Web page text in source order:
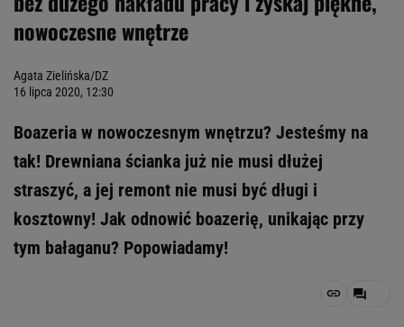
nowoczesne wnętrze
Agata Zielińska/DZ
16 lipca 2020, 12:30
Boazeria w nowoczesnym wnętrzu? Jesteśmy na
tak! Drewniana ścianka już nie musi dłużej
straszyć, a jej remont nie musi być długi i
kosztowny! Jak odnowić boazerię, unikając przy
tym bałaganu? Popowiadamy!